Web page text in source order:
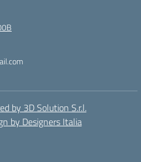
by 3D Solution S.r.l.
by Designers Italia